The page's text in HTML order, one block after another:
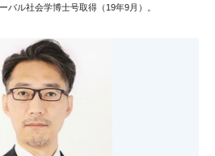
バル社会学博士号取得（19年9月）。